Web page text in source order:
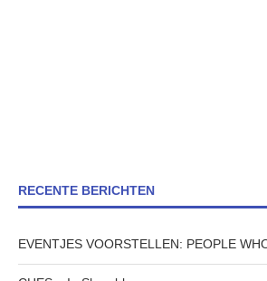
RECENTE BERICHTEN
EVENTJES VOORSTELLEN: PEOPLE